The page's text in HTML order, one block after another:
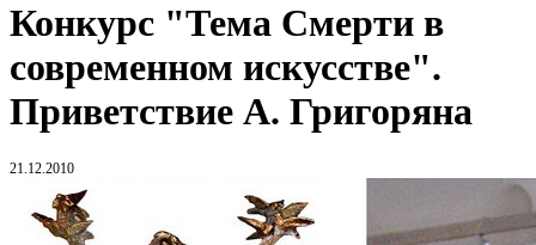
Конкурс "Тема Смерти в
современном искусстве".
Приветствие А. Григоряна
21.12.2010